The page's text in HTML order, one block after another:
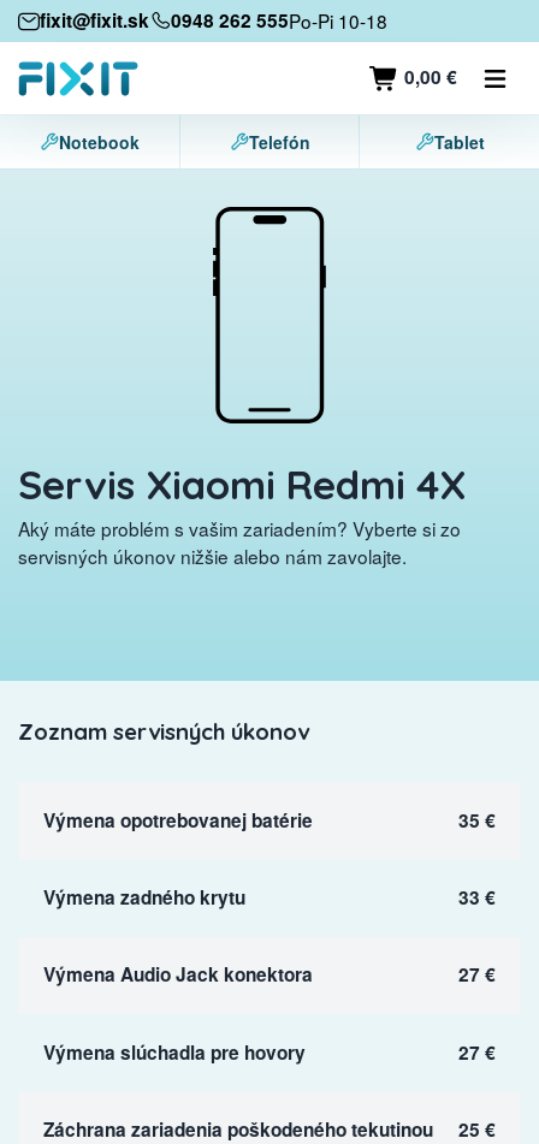
fixit@fixit.sk 0948 262 555Po-Pi 10-18
0,00 €
Mobilné zariadenia
Mobilné telefóny
Tablety
Notebook Telefón Tablet
Servis Xiaomi Redmi 4X
Aký máte problém s vašim zariadením? Vyberte si zo
servisných úkonov nižšie alebo nám zavolajte.
Zoznam servisných úkonov
Výmena opotrebovanej batérie 35 €
Výmena zadného krytu 33 €
Výmena Audio Jack konektora 27 €
Výmena slúchadla pre hovory 27 €
Záchrana zariadenia poškodeného tekutinou 25 €